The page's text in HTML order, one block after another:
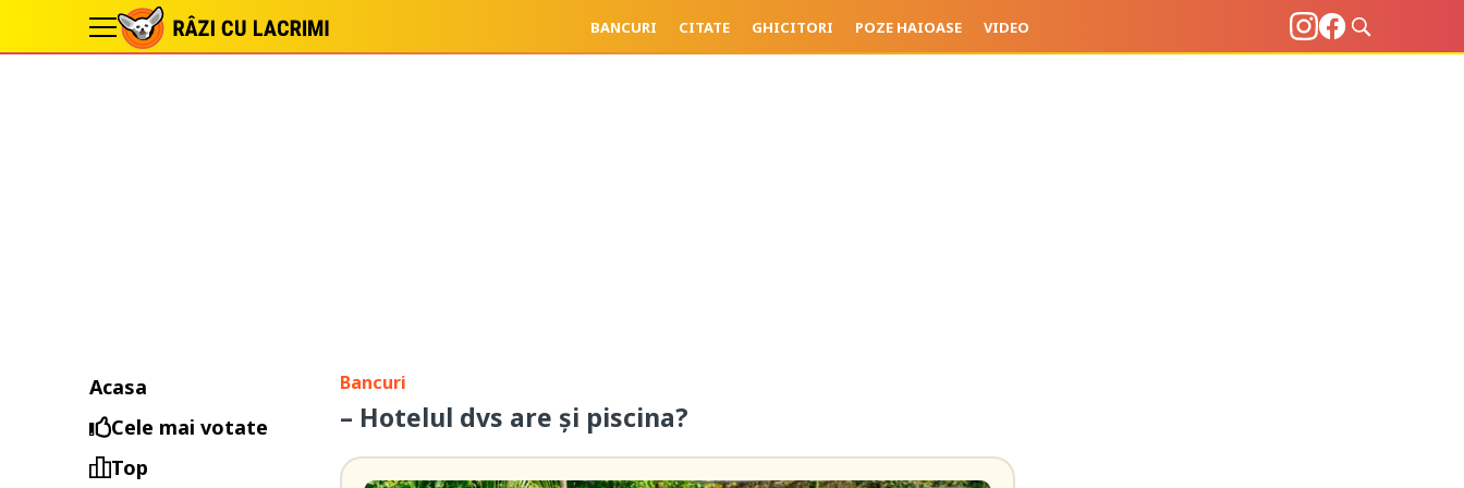
BANCURI CITATE GHICITORI POZE HAIOASE VIDEO
Acasa
Cele mai votate
Top
Bancuri
– Hotelul dvs are și piscina?